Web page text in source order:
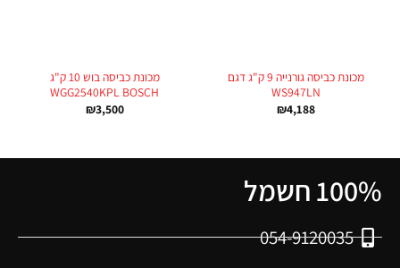
מכונת כביסה גורנייה 9 ק"ג דגם
WS947LN
₪4,188
מכונת כביסה בוש 10 ק"ג
WGG2540KPL BOSCH
₪3,500
100% חשמל
054-9120035